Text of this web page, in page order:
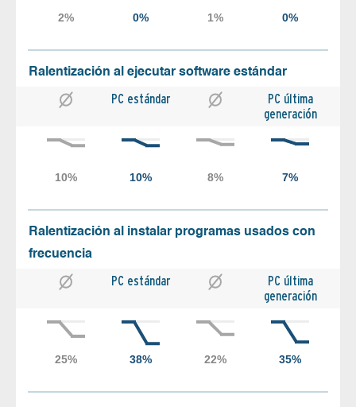
Ralentización al ejecutar software estándar
PC estándar
PC última
generación
Ralentización al instalar programas usados con
frecuencia
PC estándar
PC última
generación